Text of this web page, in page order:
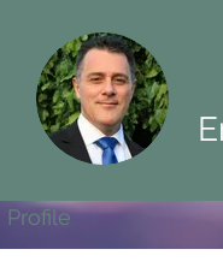
Profile